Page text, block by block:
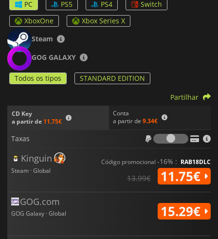
PC PS5 PS4
Switch
XboxOne
Xbox Series X
Steam
GOG GALAXY
Todos os tipos STANDARD EDITION
CD Key
a partir de 11.75€
Conta
a partir de 9.34€
Partilhar
Taxas
Taxas
Kinguin
Steam · Global
Código promocional -16% : RAB18DLC
13.99€ 11.75€
GOG.com
GOG Galaxy · Global 15.29€